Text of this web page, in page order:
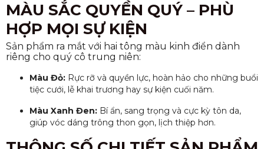
MÀU SẮC QUYỀN QUÝ – PHÙ
HỢP MỌI SỰ KIỆN
Sản phẩm ra mắt với hai tông màu kinh điển dành
riêng cho quý cô trung niên:
Màu Đỏ: Rực rỡ và quyền lực, hoàn hảo cho những buổi
tiệc cưới, lễ khai trương hay sự kiện cuối năm.
Màu Xanh Đen: Bí ẩn, sang trọng và cực kỳ tôn da,
giúp vóc dáng trông thon gọn, lịch thiệp hơn.